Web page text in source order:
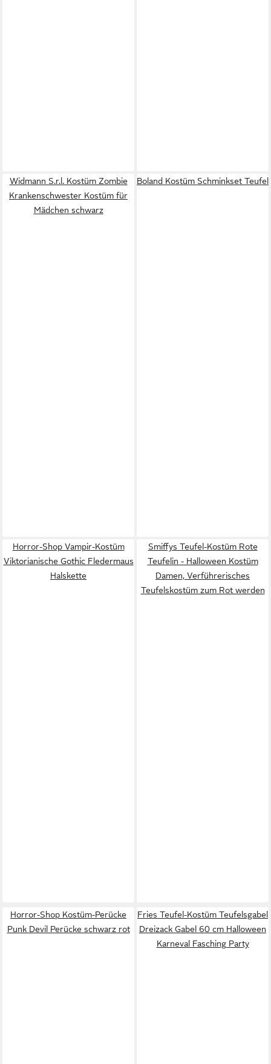
Widmann S.r.l. Kostüm Zombie
Krankenschwester Kostüm für
Mädchen schwarz
Boland Kostüm Schminkset Teufel
Horror-Shop Vampir-Kostüm
Viktorianische Gothic Fledermaus
Halskette
Smiffys Teufel-Kostüm Rote
Teufelin - Halloween Kostüm
Damen, Verführerisches
Teufelskostüm zum Rot werden
Horror-Shop Kostüm-Perücke
Punk Devil Perücke schwarz rot
Fries Teufel-Kostüm Teufelsgabel
Dreizack Gabel 60 cm Halloween
Karneval Fasching Party